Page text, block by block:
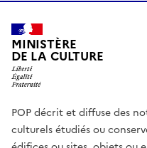
MINISTÈRE
DE LA CULTURE
POP décrit et diffuse des
culturels étudiés ou